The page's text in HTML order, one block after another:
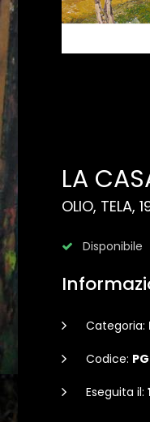
LA
OLIO, TELA,
Disponibile
Categoria:
Codice:
Eseguita il: